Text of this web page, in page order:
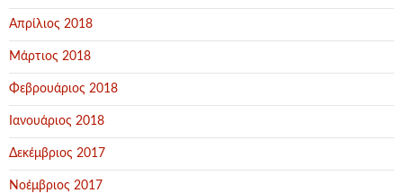
Απρίλιος 2018
Μάρτιος 2018
Φεβρουάριος 2018
Ιανουάριος 2018
Δεκέμβριος 2017
Νοέμβριος 2017